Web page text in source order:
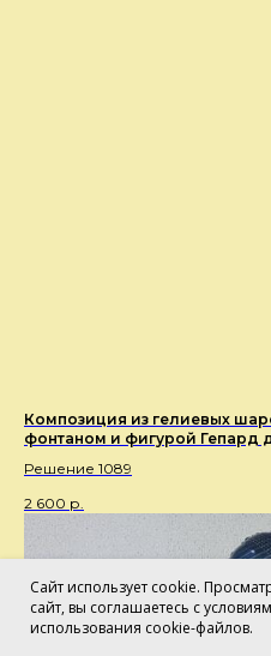
Композиция из гелиевых
фонтаном и фигурой Гепард
Решение 1089
2 600 р.
Сайт использует cookie.
сайт, вы соглашаетесь с
использования cookie-файлов.